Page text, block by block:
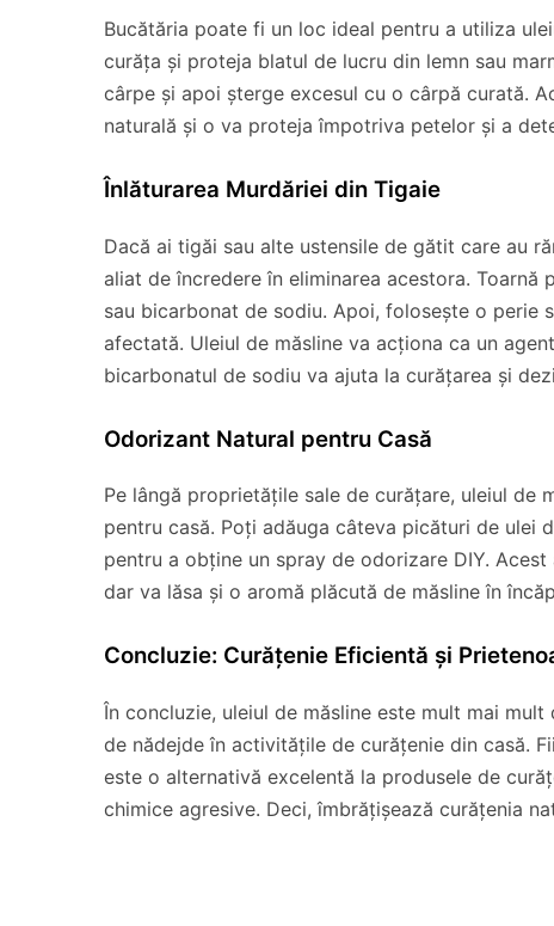
Bucătăria poate fi un loc ideal pentru a utiliza
curăța și proteja blatul de lucru din lemn sau
cârpe și apoi șterge excesul cu o cârpă curată.
naturală și o va proteja împotriva petelor și a
Înlăturarea Murdăriei din Tigaie
Dacă ai tigăi sau alte ustensile de gătit care au
aliat de încredere în eliminarea acestora.
sau bicarbonat de sodiu. Apoi, folosește o perie
afectată. Uleiul de măsline va acționa ca un
bicarbonatul de sodiu va ajuta la curățarea și
Odorizant Natural pentru Casă
Pe lângă proprietățile sale de curățare, uleiul
pentru casă. Poți adăuga câteva picături de ulei
pentru a obține un spray de odorizare DIY.
dar va lăsa și o aromă plăcută de măsline în
Concluzie: Curățenie Eficientă și
În concluzie, uleiul de măsline este mult mai
de nădejde în activitățile de curățenie din casă.
este o alternativă excelentă la produsele de
chimice agresive. Deci, îmbrățișează curățenia